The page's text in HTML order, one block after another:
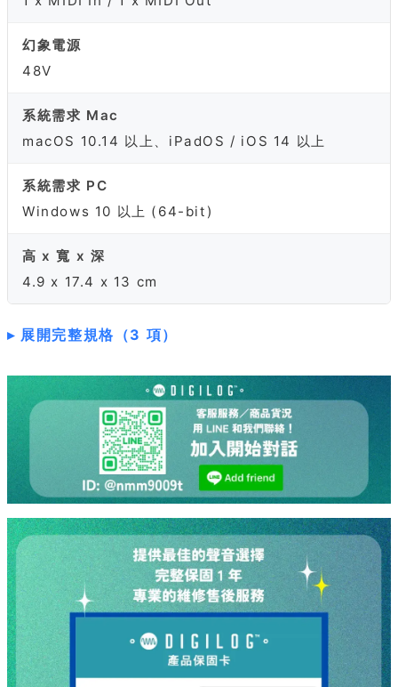
幻象電源
48V
系統需求 Mac
macOS 10.14 以上、iPadOS / iOS 14 以上
系統需求 PC
Windows 10 以上 (64-bit)
高 x 寬 x 深
4.9 x 17.4 x 13 cm
展開完整規格（3 項）